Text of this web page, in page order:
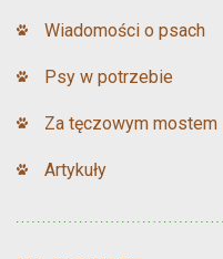
Wiadomości o psach
Psy w potrzebie
Za tęczowym mostem
Artykuły